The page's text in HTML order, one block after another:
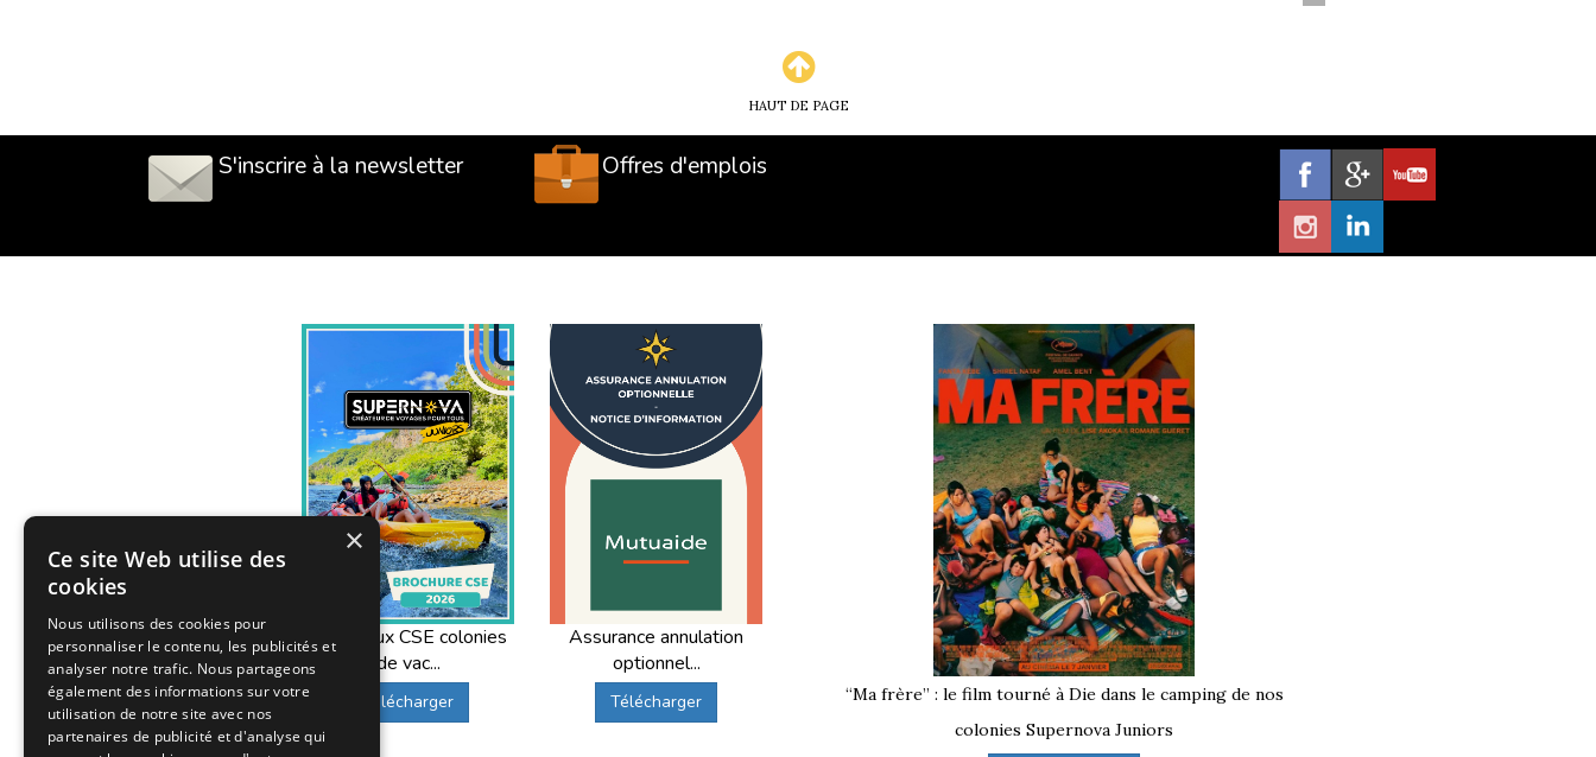
HAUT DE PAGE
S'inscrire à la newsletter Offres d'emplois
Offres aux CSE colonies
de vac...
Télécharger
Assurance annulation
optionnel...
Télécharger
“Ma frère” : le film tourné à Die dans le camping de nos
colonies Supernova Juniors
×
Ce site Web utilise des
cookies
Nous utilisons des cookies pour
personnaliser le contenu, les publicités et
analyser notre trafic. Nous partageons
également des informations sur votre
utilisation de notre site avec nos
partenaires de publicité et d'analyse qui